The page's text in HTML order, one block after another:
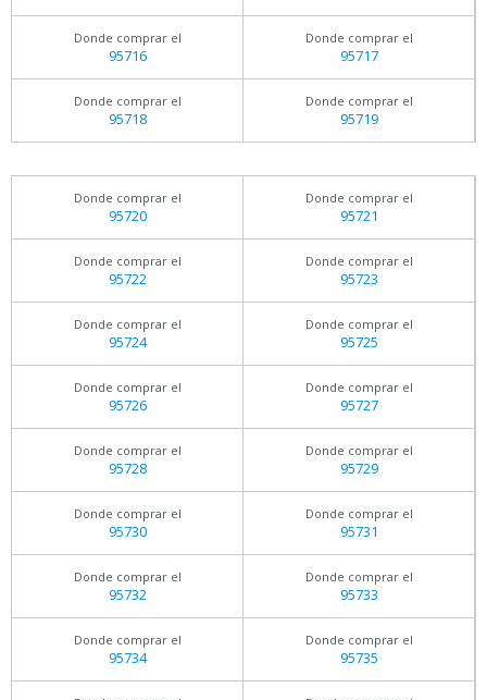
Donde comprar el
95716
Donde comprar el
95717
Donde comprar el
95718
Donde comprar el
95719
Donde comprar el
95720
Donde comprar el
95721
Donde comprar el
95722
Donde comprar el
95723
Donde comprar el
95724
Donde comprar el
95725
Donde comprar el
95726
Donde comprar el
95727
Donde comprar el
95728
Donde comprar el
95729
Donde comprar el
95730
Donde comprar el
95731
Donde comprar el
95732
Donde comprar el
95733
Donde comprar el
95734
Donde comprar el
95735